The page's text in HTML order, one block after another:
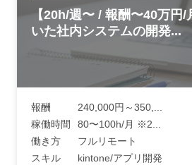
【20h/週〜 / 報酬〜40万円
いた社内システムの開発...
報酬
240,000円～350,...
稼働時間
80〜100h/月 ※2...
働き方
フルリモート
スキル
kintone/アプリ開発